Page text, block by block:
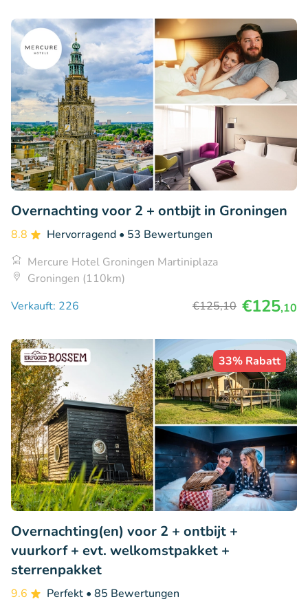
Overnachting voor 2 + ontbijt in Groningen
8.8 Hervorragend • 53 Bewertungen
Mercure Hotel Groningen Martiniplaza
Groningen (110km)
Verkauft: 226
€125,10 €125,10
33% Rabatt
Overnachting(en) voor 2 + ontbijt +
vuurkorf + evt. welkomstpakket +
sterrenpakket
9.6 Perfekt • 85 Bewertungen